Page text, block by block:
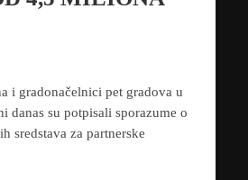
i gradonačelnici pet gradova u
danas su potpisali sporazume o
sredstava za partnerske